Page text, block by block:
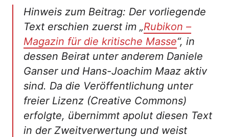
Hinweis zum Beitrag: Der vorliegende
Text erschien zuerst im „Rubikon –
Magazin für die kritische Masse“, in
dessen Beirat unter anderem Daniele
Ganser und Hans-Joachim Maaz aktiv
sind. Da die Veröffentlichung unter
freier Lizenz (Creative Commons)
erfolgte, übernimmt apolut diesen Text
in der Zweitverwertung und weist